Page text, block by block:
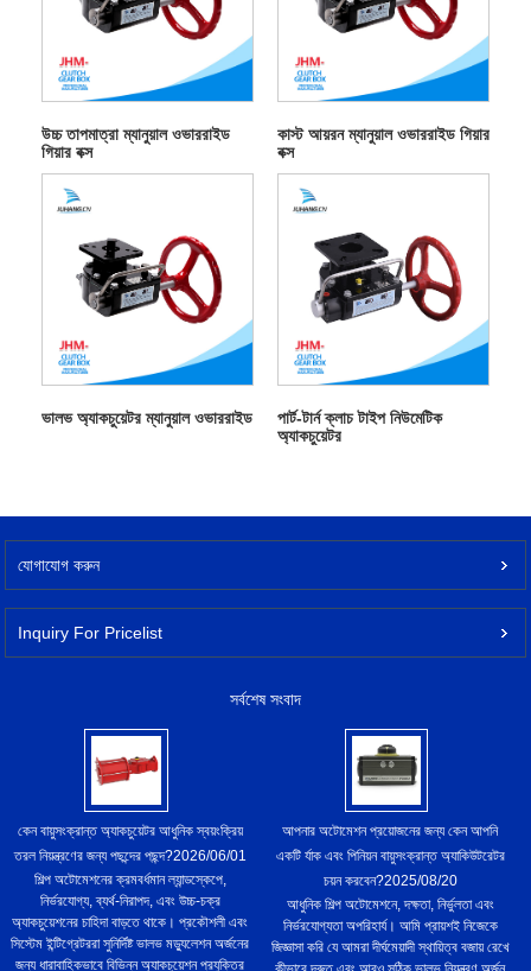
উচ্চ তাপমাত্রা ম্যানুয়াল ওভাররাইড
গিয়ার বক্স
কাস্ট আয়রন ম্যানুয়াল ওভাররাইড গিয়ার
বক্স
ভালভ অ্যাকচুয়েটর ম্যানুয়াল ওভাররাইড
পার্ট-টার্ন ক্লাচ টাইপ নিউমেটিক
অ্যাকচুয়েটর
যোগাযোগ করুন
Inquiry For Pricelist
সর্বশেষ সংবাদ
কেন বায়ুসংক্রান্ত অ্যাকচুয়েটর আধুনিক স্বয়ংক্রিয়
তরল নিয়ন্ত্রণের জন্য পছন্দের পছন্দ?2026/06/01
শিল্প অটোমেশনের ক্রমবর্ধমান ল্যান্ডস্কেপে,
নির্ভরযোগ্য, ব্যর্থ-নিরাপদ, এবং উচ্চ-চক্র
অ্যাকচুয়েশনের চাহিদা বাড়তে থাকে। প্রকৌশলী এবং
সিস্টেম ইন্টিগ্রেটররা সুনির্দিষ্ট ভালভ মড্যুলেশন অর্জনের
জন্য ধারাবাহিকভাবে বিভিন্ন অ্যাকচুয়েশন প্রযুক্তির
আপনার অটোমেশন প্রয়োজনের জন্য কেন আপনি
একটি র্যাক এবং পিনিয়ন বায়ুসংক্রান্ত অ্যাকিউটরেটর
চয়ন করবেন?2025/08/20
আধুনিক শিল্প অটোমেশনে, দক্ষতা, নির্ভুলতা এবং
নির্ভরযোগ্যতা অপরিহার্য। আমি প্রায়শই নিজেকে
জিজ্ঞাসা করি যে আমরা দীর্ঘমেয়াদী স্থায়িত্ব বজায় রেখে